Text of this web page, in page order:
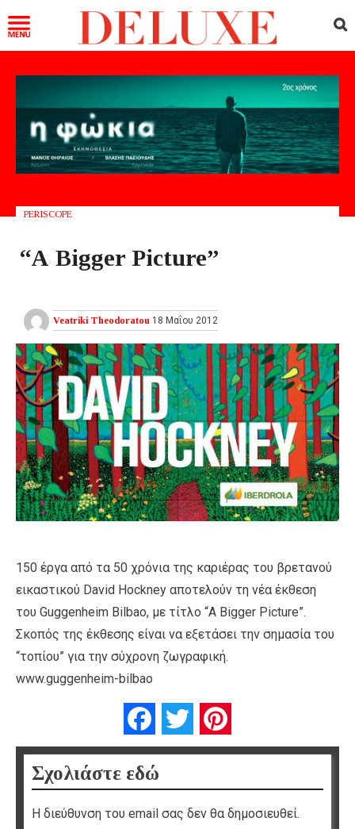
PERISCOPE
“Α Βigger Picture”
Veatriki Theodoratou 18 Μαΐου 2012
150 έργα από τα 50 χρόνια της καριέρας του βρετανού
εικαστικού David Hockney αποτελούν τη νέα έκθεση
του Guggenheim Bilbao, με τίτλο “A Bigger Picture”.
Σκοπός της έκθεσης είναι να εξετάσει την σημασία του
“τοπίου” για την σύχρονη ζωγραφική.
www.guggenheim-bilbao
FacebookTwitter
Σχολιάστε εδώ
Η διεύθυνση του email σας δεν θα δημοσιευθεί.